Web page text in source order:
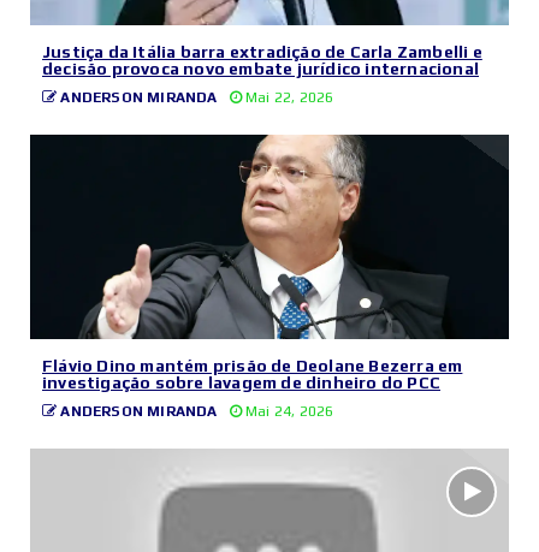
Justiça da Itália barra extradição de Carla Zambelli e
decisão provoca novo embate jurídico internacional
ANDERSON MIRANDA Mai 22, 2026
Flávio Dino mantém prisão de Deolane Bezerra em
investigação sobre lavagem de dinheiro do PCC
ANDERSON MIRANDA Mai 24, 2026